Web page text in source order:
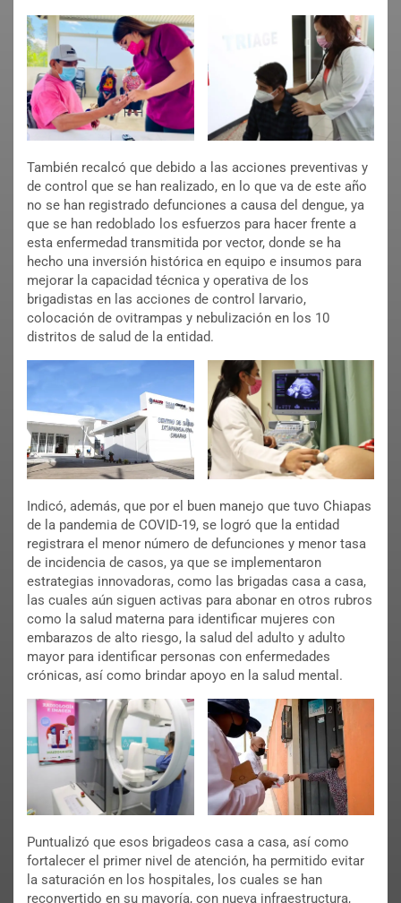
También recalcó que debido a las acciones preventivas y
de control que se han realizado, en lo que va de este año
no se han registrado defunciones a causa del dengue, ya
que se han redoblado los esfuerzos para hacer frente a
esta enfermedad transmitida por vector, donde se ha
hecho una inversión histórica en equipo e insumos para
mejorar la capacidad técnica y operativa de los
brigadistas en las acciones de control larvario,
colocación de ovitrampas y nebulización en los 10
distritos de salud de la entidad.
Indicó, además, que por el buen manejo que tuvo Chiapas
de la pandemia de COVID-19, se logró que la entidad
registrara el menor número de defunciones y menor tasa
de incidencia de casos, ya que se implementaron
estrategias innovadoras, como las brigadas casa a casa,
las cuales aún siguen activas para abonar en otros rubros
como la salud materna para identificar mujeres con
embarazos de alto riesgo, la salud del adulto y adulto
mayor para identificar personas con enfermedades
crónicas, así como brindar apoyo en la salud mental.
Puntualizó que esos brigadeos casa a casa, así como
fortalecer el primer nivel de atención, ha permitido evitar
la saturación en los hospitales, los cuales se han
reconvertido en su mayoría, con nueva infraestructura,